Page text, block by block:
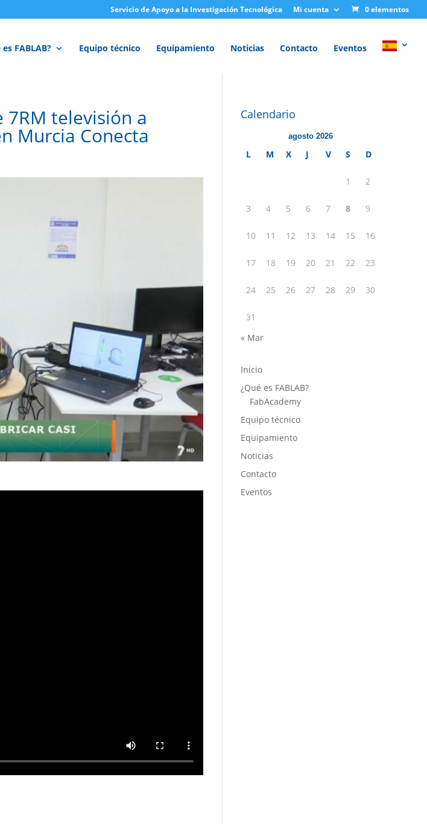
Servicio de Apoyo a la Investigación Tecnológica Mi cuenta 0 elementos
es FABLAB? Equipo técnico Equipamiento Noticias Contacto Eventos
televisión a
Murcia Conecta
Calendario
agosto 2026
L M X J V S D
1 2
3 4 5 6 7 8 9
10 11 12 13 14 15 16
17 18 19 20 21 22 23
24 25 26 27 28 29 30
31
« Mar
Inicio
¿Qué es FABLAB?
FabAcademy
Equipo técnico
Equipamiento
Noticias
Contacto
Eventos